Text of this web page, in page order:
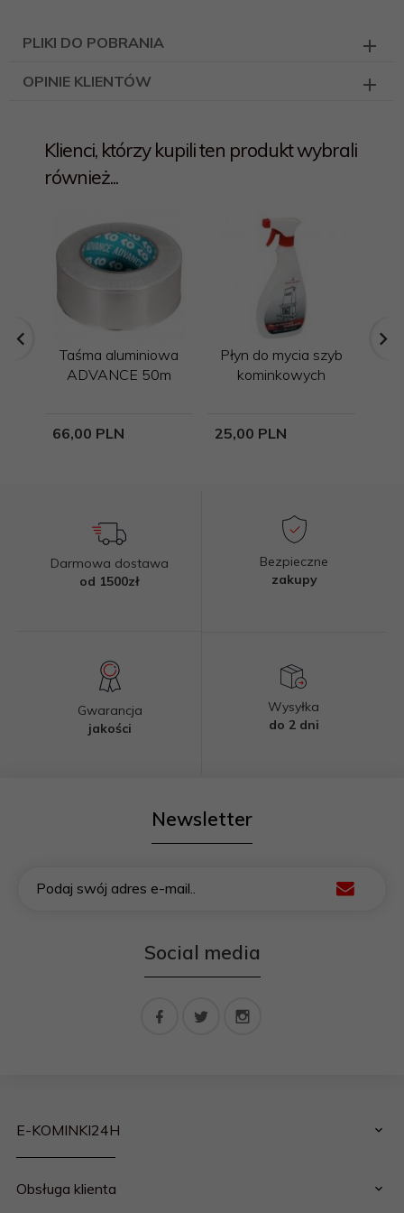
PLIKI DO POBRANIA
OPINIE KLIENTÓW
Klienci, którzy kupili ten produkt wybrali
również...
Taśma aluminiowa
ADVANCE 50m
66,00 PLN
Płyn do mycia szyb
kominkowych
25,00 PLN
Darmowa dostawa
od 1500zł
Bezpieczne
zakupy
Gwarancja
jakości
Wysyłka
do 2 dni
Newsletter
Podaj swój adres e-mail..
Social media
Obsługa klienta
E-KOMINKI24H